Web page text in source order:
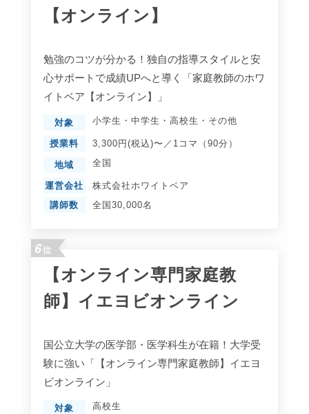
【オンライン】
勉強のコツが分かる！独自の指導スタイルと安
心サポートで成績UPへと導く「家庭教師のホワ
イトベア【オンライン】」
対象 小学生 ・ 中学生 ・ 高校生 ・ その他
授業料 3,300円(税込)〜／1コマ（90分）
地域 全国
運営会社
株式会社ホワイトベア
講師数
全国30,000名
6位
【オンライン専門家庭教
師】イエヨビオンライン
国公立大学の医学部・医学科生が在籍！大学受
験に強い「【オンライン専門家庭教師】イエヨ
ビオンライン」
対象 高校生